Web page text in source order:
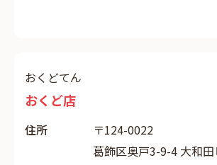
おくどてん
おくど店
住所
〒124-0022
葛飾区奥戸3-9-4 大和